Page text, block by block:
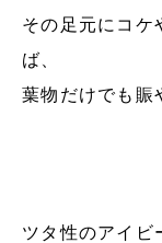
その足元にコケ
ば、
葉物だけでも賑
ツタ性のアイビ